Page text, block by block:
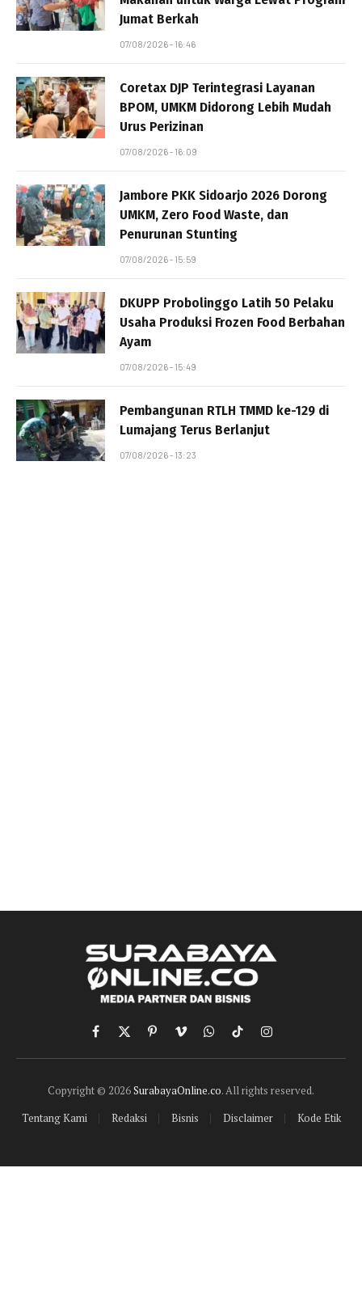
Jumat Berkah
07/08/2026 - 16:46
Coretax DJP Terintegrasi Layanan
BPOM, UMKM Didorong Lebih Mudah
Urus Perizinan
07/08/2026 - 16:09
Jambore PKK Sidoarjo 2026 Dorong
UMKM, Zero Food Waste, dan
Penurunan Stunting
07/08/2026 - 15:59
DKUPP Probolinggo Latih 50 Pelaku
Usaha Produksi Frozen Food Berbahan
Ayam
07/08/2026 - 15:49
Pembangunan RTLH TMMD ke-129 di
Lumajang Terus Berlanjut
07/08/2026 - 13:23
Facebook
X
(Twitter)
PinterestVimeoWhatsApp
TikTokInstagram
Copyright © 2026SurabayaOnline.co. All rights reserved.
Tentang Kami
Redaksi Bisnis Disclaimer Kode Etik